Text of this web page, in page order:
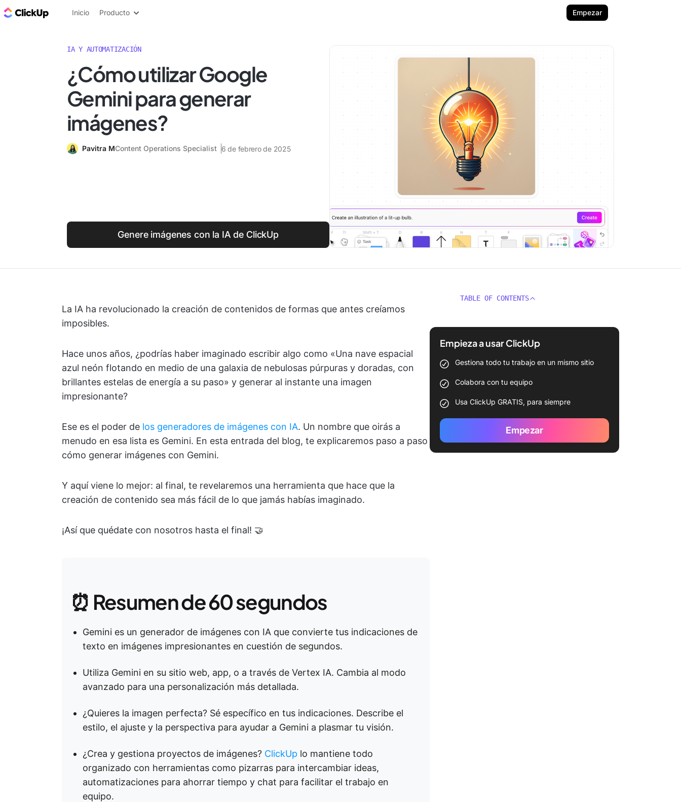
ClickUp Blog
Inicio Producto Empezar
IA Y AUTOMATIZACIÓN
¿Cómo utilizar Google
Gemini para generar
imágenes?
Pavitra MContent Operations Specialist 6 de febrero de 2025
Genere imágenes con la IA de ClickUp
La IA ha revolucionado la creación de contenidos de formas que antes creíamos
imposibles.
Hace unos años, ¿podrías haber imaginado escribir algo como «Una nave espacial
azul neón flotando en medio de una galaxia de nebulosas púrpuras y doradas, con
brillantes estelas de energía a su paso» y generar al instante una imagen
impresionante?
Ese es el poder de los generadores de imágenes con IA. Un nombre que oirás a
menudo en esa lista es Gemini. En esta entrada del blog, te explicaremos paso a paso
cómo generar imágenes con Gemini.
Y aquí viene lo mejor: al final, te revelaremos una herramienta que hace que la
creación de contenido sea más fácil de lo que jamás habías imaginado.
¡Así que quédate con nosotros hasta el final! 🤝
⏰ Resumen de 60 segundos
Gemini es un generador de imágenes con IA que convierte tus indicaciones de
texto en imágenes impresionantes en cuestión de segundos.
Utiliza Gemini en su sitio web, app, o a través de Vertex IA. Cambia al modo
avanzado para una personalización más detallada.
¿Quieres la imagen perfecta? Sé específico en tus indicaciones. Describe el
estilo, el ajuste y la perspectiva para ayudar a Gemini a plasmar tu visión.
¿Crea y gestiona proyectos de imágenes? ClickUp lo mantiene todo
organizado con herramientas como pizarras para intercambiar ideas,
automatizaciones para ahorrar tiempo y chat para facilitar el trabajo en
equipo.
TABLE OF CONTENTS
Empieza a usar ClickUp
Gestiona todo tu trabajo en un mismo sitio
Colabora con tu equipo
Usa ClickUp GRATIS, para siempre
Empezar